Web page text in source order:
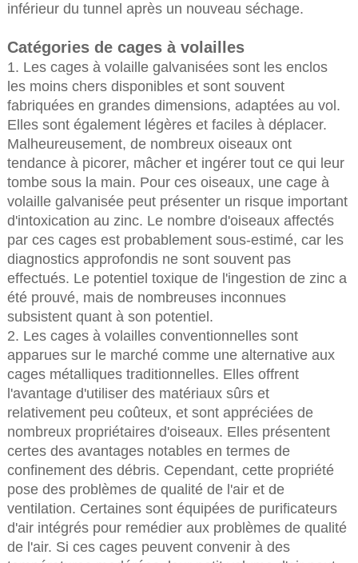
inférieur du tunnel après un nouveau séchage.
Catégories de cages à volailles
1. Les cages à volaille galvanisées sont les enclos
les moins chers disponibles et sont souvent
fabriquées en grandes dimensions, adaptées au vol.
Elles sont également légères et faciles à déplacer.
Malheureusement, de nombreux oiseaux ont
tendance à picorer, mâcher et ingérer tout ce qui leur
tombe sous la main. Pour ces oiseaux, une cage à
volaille galvanisée peut présenter un risque important
d'intoxication au zinc. Le nombre d'oiseaux affectés
par ces cages est probablement sous-estimé, car les
diagnostics approfondis ne sont souvent pas
effectués. Le potentiel toxique de l'ingestion de zinc a
été prouvé, mais de nombreuses inconnues
subsistent quant à son potentiel.
2. Les cages à volailles conventionnelles sont
apparues sur le marché comme une alternative aux
cages métalliques traditionnelles. Elles offrent
l'avantage d'utiliser des matériaux sûrs et
relativement peu coûteux, et sont appréciées de
nombreux propriétaires d'oiseaux. Elles présentent
certes des avantages notables en termes de
confinement des débris. Cependant, cette propriété
pose des problèmes de qualité de l'air et de
ventilation. Certaines sont équipées de purificateurs
d'air intégrés pour remédier aux problèmes de qualité
de l'air. Si ces cages peuvent convenir à des